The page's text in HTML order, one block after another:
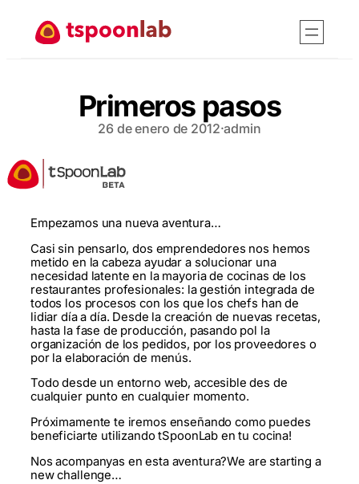
contenido
Primeros pasos
26 de enero de 2012·admin
Empezamos una nueva aventura…
Casi sin pensarlo, dos emprendedores nos hemos
metido en la cabeza ayudar a solucionar una
necesidad latente en la mayoria de cocinas de los
restaurantes profesionales: la gestión integrada de
todos los procesos con los que los chefs han de
lidiar día a día. Desde la creación de nuevas recetas,
hasta la fase de producción, pasando pol la
organización de los pedidos, por los proveedores o
por la elaboración de menús.
Todo desde un entorno web, accesible des de
cualquier punto en cualquier momento.
Próximamente te iremos enseñando como puedes
beneficiarte utilizando tSpoonLab en tu cocina!
Nos acompanyas en esta aventura?We are starting a
new challenge…